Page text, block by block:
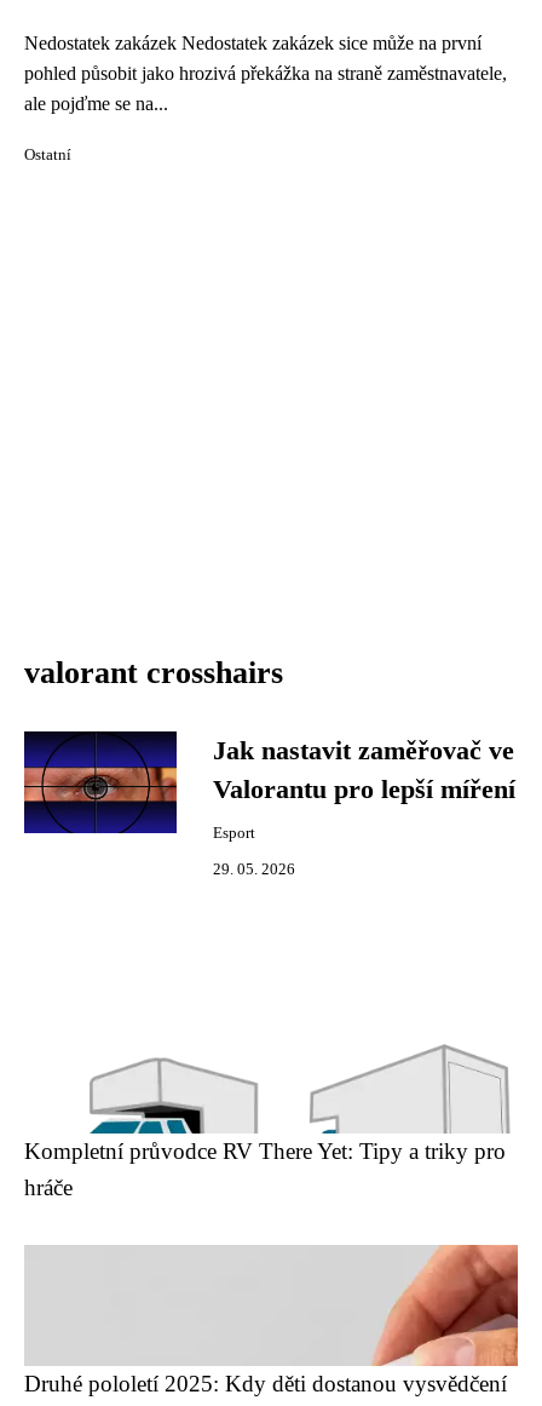
Nedostatek zakázek Nedostatek zakázek sice může na první
pohled působit jako hrozivá překážka na straně zaměstnavatele,
ale pojďme se na...
Ostatní
valorant crosshairs
Jak nastavit zaměřovač ve
Valorantu pro lepší míření
Esport
29. 05. 2026
Kompletní průvodce RV There Yet: Tipy a triky pro
hráče
Druhé pololetí 2025: Kdy děti dostanou vysvědčení